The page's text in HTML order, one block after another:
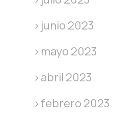
junio 2023
mayo 2023
abril 2023
febrero 2023